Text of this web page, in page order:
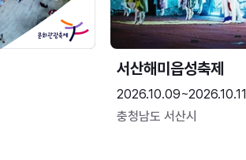
서산해미읍성축제
2026.10.09~2026.10.11
충청남도 서산시